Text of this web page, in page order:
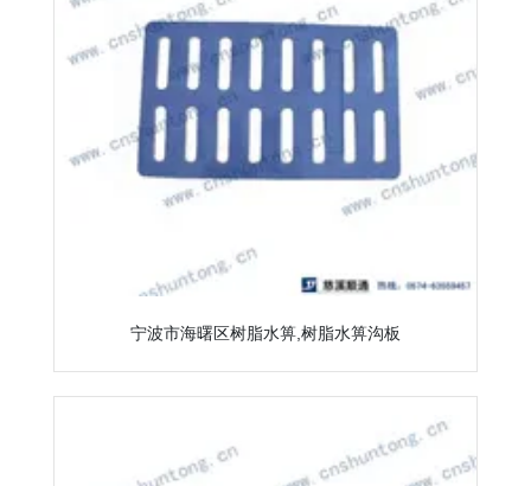
宁波市海曙区树脂水箅,树脂水箅沟板